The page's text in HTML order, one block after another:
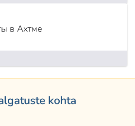
в Ахтме
kohta